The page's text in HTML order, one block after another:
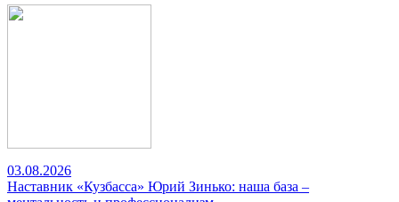
03.08.2026
Наставник «Кузбасса» Юрий Зинько: наша база –